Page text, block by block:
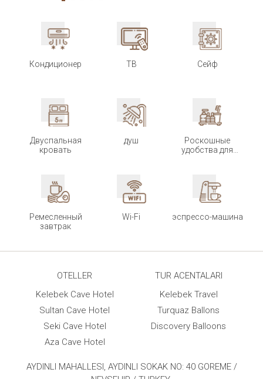
Кондиционер ТВ Сейф
Двуспальная
кровать
душ
Роскошные
удобства для
Ремесленный
завтрак
Wi-Fi эспрессо-машина
OTELLER
Kelebek Cave Hotel
Sultan Cave Hotel
Seki Cave Hotel
Aza Cave Hotel
TUR ACENTALARI
Kelebek Travel
Turquaz Ballons
Discovery Balloons
AYDINLI MAHALLESI, AYDINLI SOKAK NO: 40 GOREME /